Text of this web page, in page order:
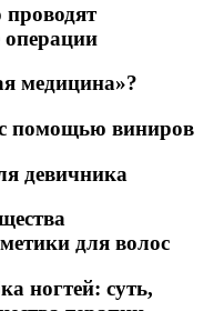
медицина»?
с помощью виниров
девичника
для волос
ногтей: суть,